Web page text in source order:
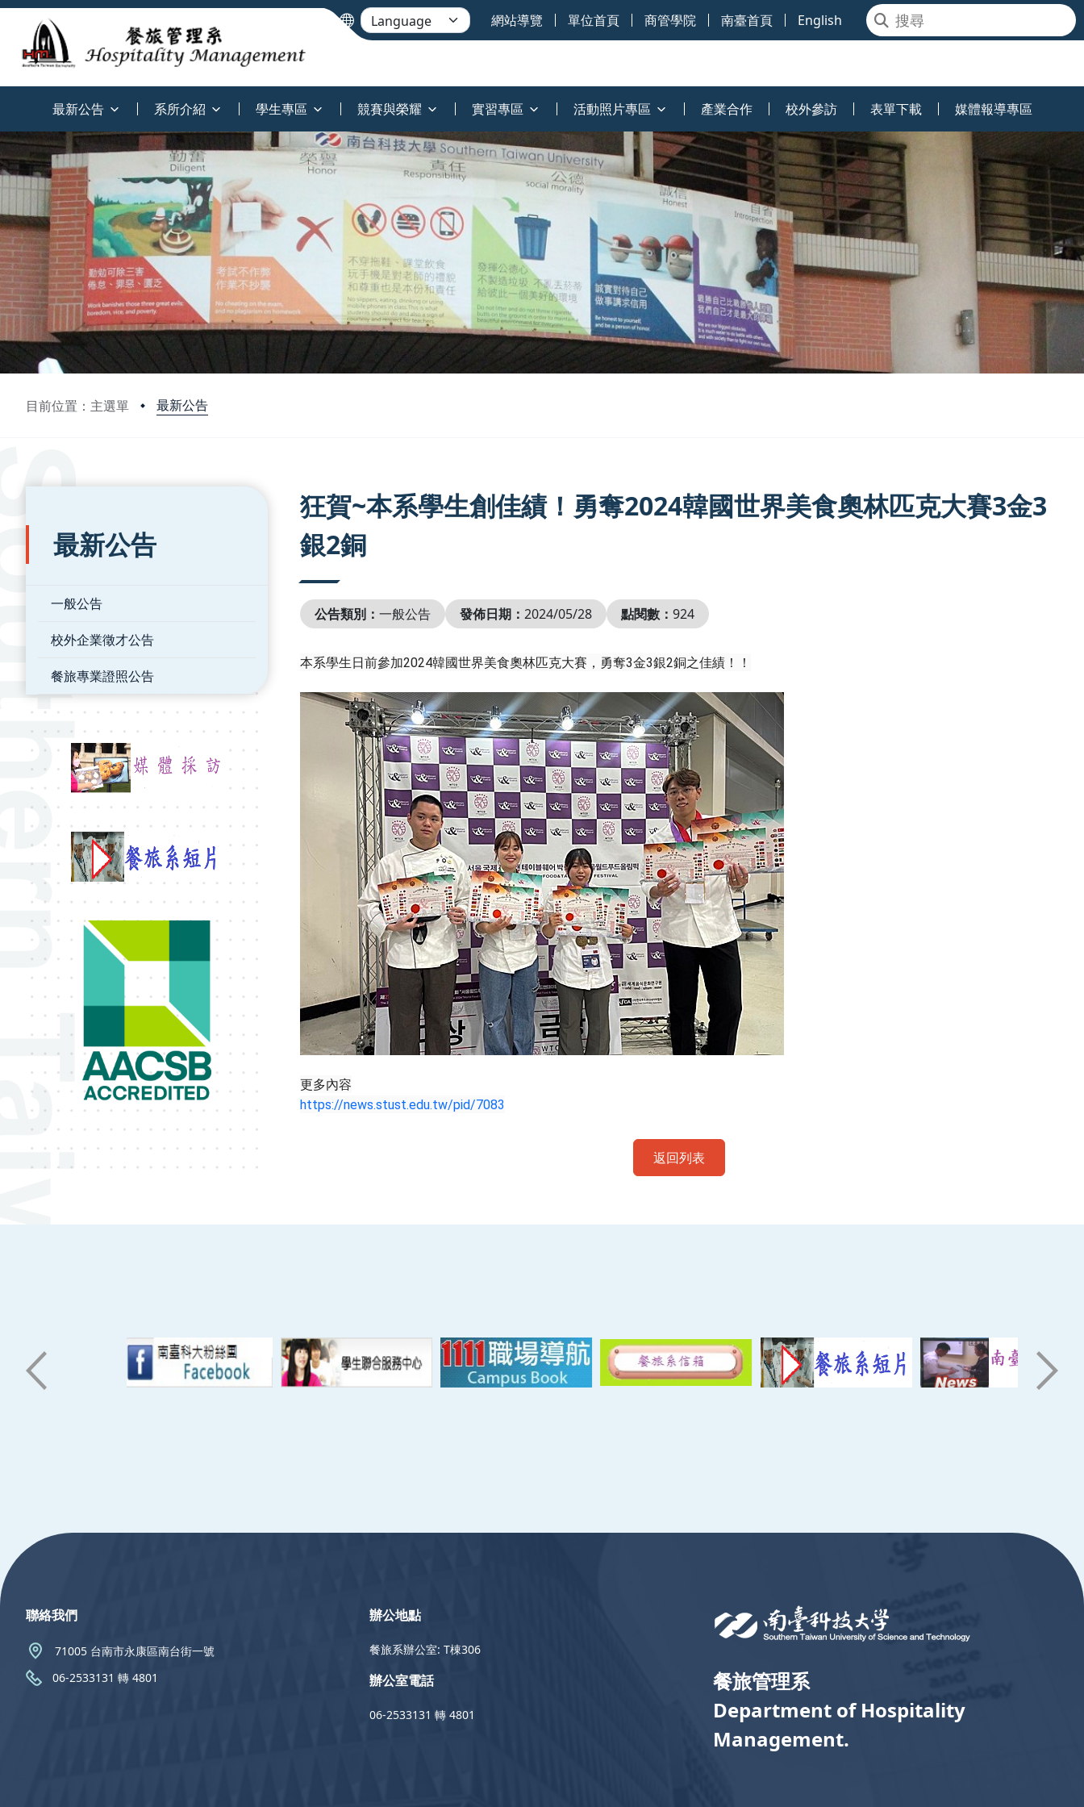
網站導覽 單位首頁 商管學院 南臺首頁 English
最新公告 系所介紹 學生專區 競賽與榮耀 實習專區 活動照片專區 產業合作 校外參訪 表單下載 媒體報導專區
目前位置：主選單 最新公告
:::
最新公告
一般公告
校外企業徵才公告
餐旅專業證照公告
狂賀~本系學生創佳績！勇奪2024韓國世界美食奧林匹克大賽3金3
銀2銅
公告類別： 一般公告 發佈日期： 2024/05/28 點閱數： 924
本系學生日前參加2024韓國世界美食奧林匹克大賽，勇奪3金3銀2銅之佳績！！
更多內容
https://news.stust.edu.tw/pid/7083
返回列表
餐旅管理系
Department of Hospitality
Management.
聯絡我們
71005 台南市永康區南台街一號
06-2533131 轉 4801
辦公地點
餐旅系辦公室: T棟306
辦公室電話
06-2533131 轉 4801